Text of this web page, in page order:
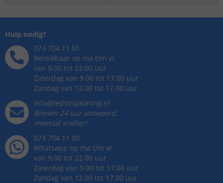
Hulp nodig?
073 704 11 01
Bereikbaar op ma t/m vr
van 9.00 tot 22.00 uur
Zaterdag van 9.00 tot 17.00 uur
Zondag van 12.00 tot 17.00 uur
info@ledstripkoning.nl
Binnen 24 uur antwoord,
meestal sneller!
073 704 11 00
Whatsapp op ma t/m vr
van 9.00 tot 22.00 uur
Zaterdag van 9.00 tot 17.00 uur
Zondag van 12.00 tot 17.00 uur